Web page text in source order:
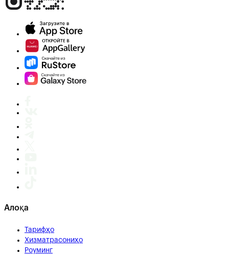
Алоқа
Тарифҳо
Хизматрасониҳо
Роуминг